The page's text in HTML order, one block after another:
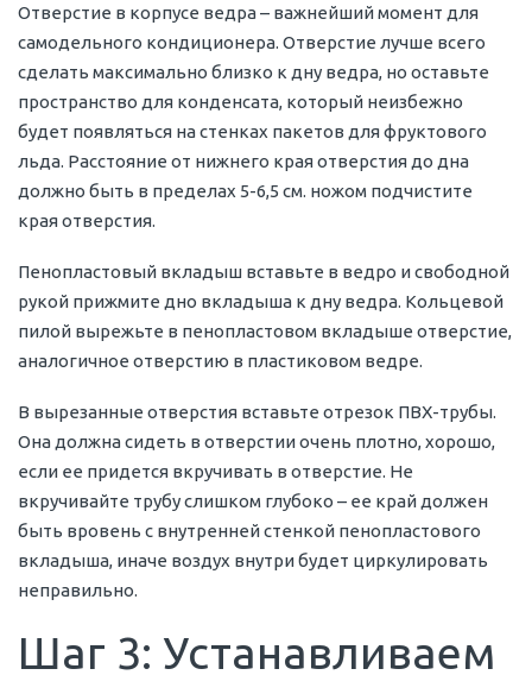
Отверстие в корпусе ведра – важнейший момент для
самодельного кондиционера. Отверстие лучше всего
сделать максимально близко к дну ведра, но оставьте
пространство для конденсата, который неизбежно
будет появляться на стенках пакетов для фруктового
льда. Расстояние от нижнего края отверстия до дна
должно быть в пределах 5-6,5 см. ножом подчистите
края отверстия.
Пенопластовый вкладыш вставьте в ведро и свободной
рукой прижмите дно вкладыша к дну ведра. Кольцевой
пилой вырежьте в пенопластовом вкладыше отверстие,
аналогичное отверстию в пластиковом ведре.
В вырезанные отверстия вставьте отрезок ПВХ-трубы.
Она должна сидеть в отверстии очень плотно, хорошо,
если ее придется вкручивать в отверстие. Не
вкручивайте трубу слишком глубоко – ее край должен
быть вровень с внутренней стенкой пенопластового
вкладыша, иначе воздух внутри будет циркулировать
неправильно.
Шаг 3: Устанавливаем